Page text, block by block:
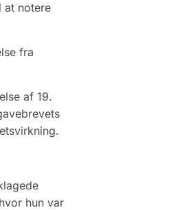
at notere
fra
af 19.
hun var